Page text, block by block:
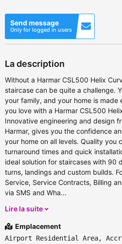
Send message
Only for logged in users
La description
Without a Harmar CSL500 Helix
staircase can be quite a challenge.
your family, and your home is made
you love with a Harmar CSL500
Innovative engineering and design
Harmar, gives you the confidence
your home on all levels. Quality you
turnaround times and quick
ideal solution for staircases with 90
turns, landings and custom builds.
Service, Service Contracts, Billing
via SMS and Wha...
Lire la suite
Emplacement
Airport Residential Area,